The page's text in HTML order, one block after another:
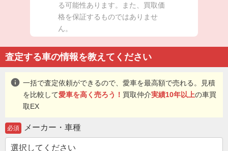
る可能性あります。また、買取価
格を保証するものではありませ
ん。
査定する車の情報を教えてください
info 一括で査定依頼ができるので、愛車を最高額で売れる。見積
を比較して愛車を高く売ろう！ 買取仲介実績10年以上の車買
取EX
必須 メーカー・車種